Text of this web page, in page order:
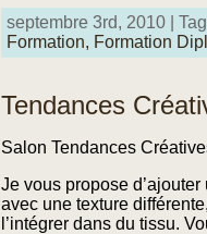
septembre 3rd, 2010 |
Formation, Formation
Tendances
Salon Tendances
Je vous propose
avec une texture
l’intégrer dans du tissu.